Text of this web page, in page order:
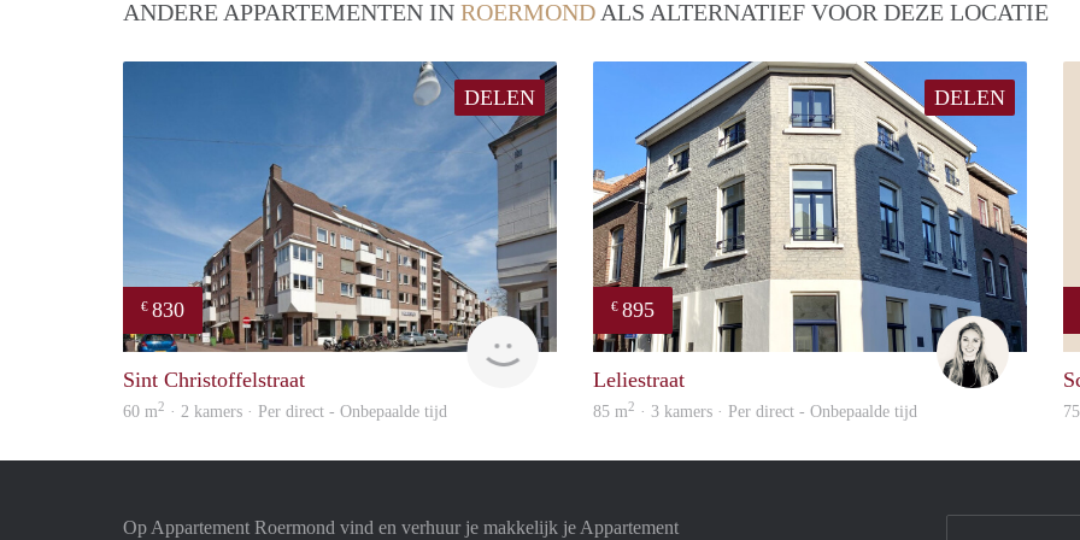
ANDERE APPARTEMENTEN IN ROERMOND ALS ALTERNATIEF VOOR DEZE LOCATIE
DELEN
€ 830
Woonhuis
Sint Christoffelstraat
60 m2 · 2 kamers · Per direct - Onbepaalde tijd
DELEN
€ 895
Fleur
Leliestraat
85 m2 · 3 kamers · Per direct - Onbepaalde tijd
Op Appartement Roermond vind en verhuur je makkelijk je Appartement